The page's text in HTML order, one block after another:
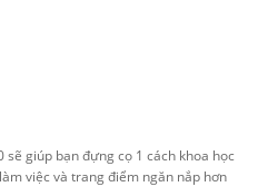
giúp bạn đựng cọ 1 cách khoa học
việc và trang điểm ngăn nắp hơn